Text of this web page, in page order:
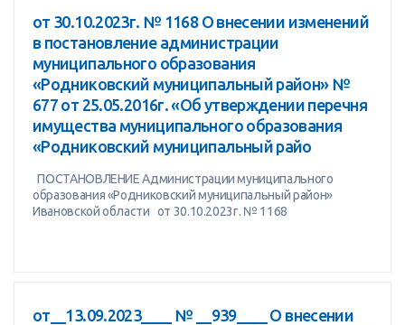
от 30.10.2023г. № 1168 О внесении изменений
в постановление администрации
муниципального образования
«Родниковский муниципальный район» №
677 от 25.05.2016г. «Об утверждении перечня
имущества муниципального образования
«Родниковский муниципальный райо
ПОСТАНОВЛЕНИЕ Администрации муниципального
образования «Родниковский муниципальный район»
Ивановской области от 30.10.2023г. № 1168
от__13.09.2023____ № __939____ О внесении